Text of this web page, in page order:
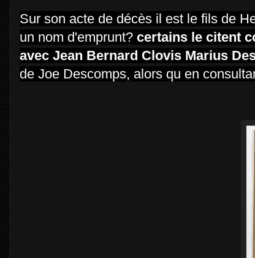
Sur son acte de décès il est le fils de
un nom d'emprunt? certains le citent
avec Jean Bernard Clovis Marius
de Joe Descomps, alors qu en